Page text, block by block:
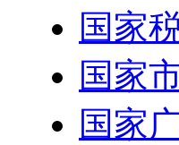
国家
国家
国家